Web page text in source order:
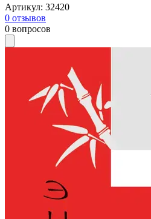
Артикул: 32420
0 отзывов
0 вопросов